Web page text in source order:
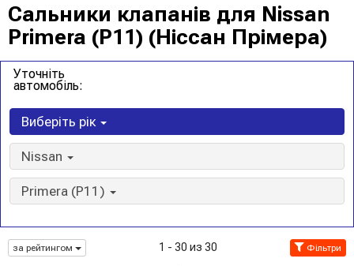
Сальники клапанів для Nissan
Primera (P11) (Ніссан Прімера)
Уточніть
автомобіль:
Виберіть рік
Nissan
Primera (P11)
за рейтингом 1 - 30 из 30 Фільтри